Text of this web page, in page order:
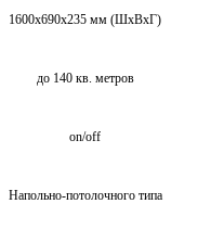
1600х690х235 мм (ШхВхГ)
до 140 кв. метров
on/off
Напольно-потолочного типа